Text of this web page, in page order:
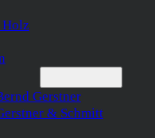
Holz
Gerstner
& Schmitt